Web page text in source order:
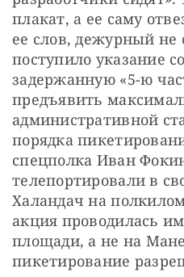
плакат, а ее саму
ее слов, дежурный не
поступило указание
задержанную «5-ю
предъявить
административной
порядка
спецполка Иван
телепортировали в
Халандач на
акция проводилась
площади, а не на
пикетирование